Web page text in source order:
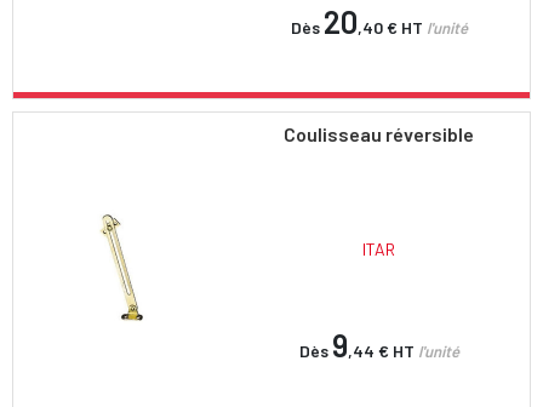
Dès 20,40 € HT l'unité
Coulisseau réversible
ITAR
Dès 9,44 € HT l'unité